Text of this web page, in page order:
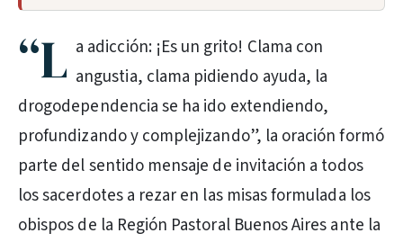
“L a adicción: ¡Es un grito! Clama con
angustia, clama pidiendo ayuda, la
drogodependencia se ha ido extendiendo,
profundizando y complejizando”, la oración formó
parte del sentido mensaje de invitación a todos
los sacerdotes a rezar en las misas formulada los
obispos de la Región Pastoral Buenos Aires ante la